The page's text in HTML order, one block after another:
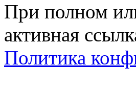
При полном
активная
Политика